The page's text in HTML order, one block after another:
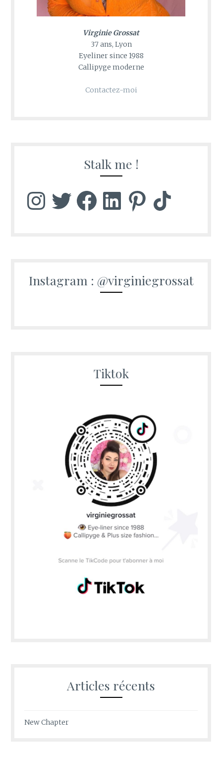
Virginie Grossat
37 ans, Lyon
Eyeliner since 1988
Callipyge moderne
Contactez-moi
Stalk me !
InstagramTwitter FacebookLinkedInPinterest TikTok
Instagram : @virginiegrossat
Tiktok
Articles récents
New Chapter